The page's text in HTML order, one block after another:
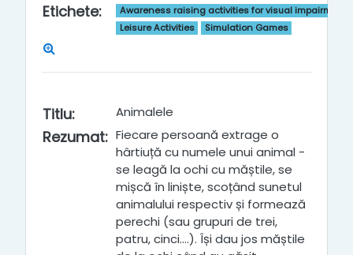
Etichete:
Awareness raising activities for visual impairment
Leisure Activities
Simulation Games
Titlu: Animalele
Rezumat: Fiecare persoană extrage o
hârtiuță cu numele unui animal -
se leagă la ochi cu măștile, se
mișcă în liniște, scoțând sunetul
animalului respectiv și formează
perechi (sau grupuri de trei,
patru, cinci....). Își dau jos măștile